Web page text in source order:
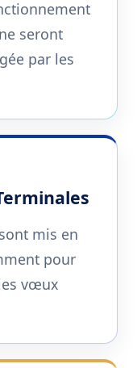
seront
par les
mis en
pour
vœux